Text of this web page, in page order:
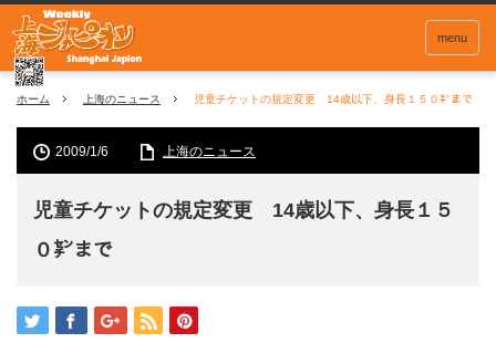
menu
ホーム 上海のニュース 児童チケットの規定変更 14歳以下、身長１５０㌢まで
2009/1/6 上海のニュース
児童チケットの規定変更 14歳以下、身長１５
０㌢まで